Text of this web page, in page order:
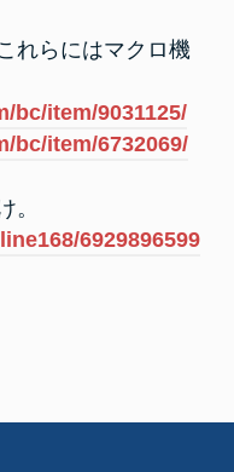
れらにはマクロ機
bc/item/9031125/
bc/item/6732069/
。
6929896599